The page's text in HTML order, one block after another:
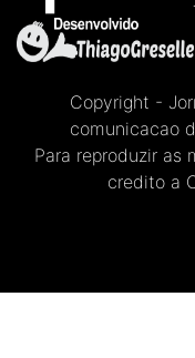
Copyright -
comunicacao
Para reproduzir as
credito a